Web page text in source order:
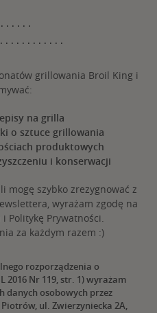
grillowania Broil King i
na grilla
o sztuce grillowania
produktowych
i konserwacji
mogę szybko zrezygnować z
wyrażam zgodę na
Politykę Prywatności.
za każdym razem :)
rozporządzenia o
2016 Nr 119, str. 1) wyrażam
danych osobowych przez
ul. Zwierzyniecka 2A,